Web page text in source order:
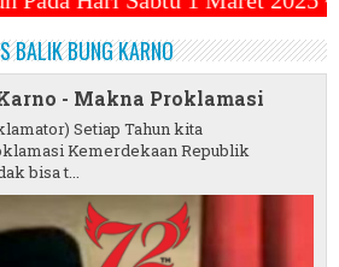
BALIK BUNG KARNO
- Makna Proklamasi
Setiap Tahun kita
Kemerdekaan Republik
bisa t...